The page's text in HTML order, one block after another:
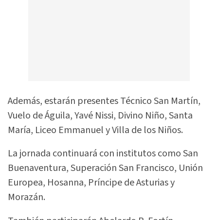
Además, estarán presentes Técnico San Martín,
Vuelo de Águila, Yavé Nissi, Divino Niño, Santa
María, Liceo Emmanuel y Villa de los Niños.
La jornada continuará con institutos como San
Buenaventura, Superación San Francisco, Unión
Europea, Hosanna, Príncipe de Asturias y
Morazán.